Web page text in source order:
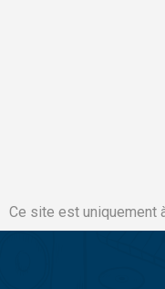
Ce site est uniquement